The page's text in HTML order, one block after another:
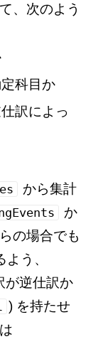
、次のよう
科目か
訳によっ
から集計
か
の場合でも
う、
が逆仕訳か
) を持たせ